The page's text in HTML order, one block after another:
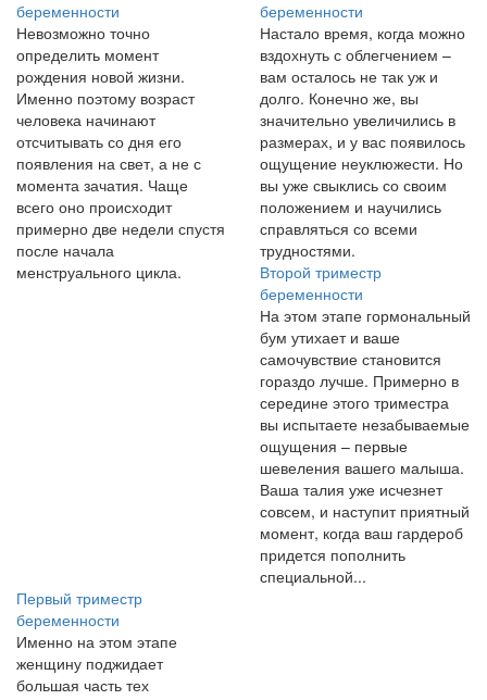
беременности
Невозможно точно
определить момент
рождения новой жизни.
Именно поэтому возраст
человека начинают
отсчитывать со дня его
появления на свет, а не с
момента зачатия. Чаще
всего оно происходит
примерно две недели спустя
после начала
менструального цикла.
беременности
Настало время, когда можно
вздохнуть с облегчением –
вам осталось не так уж и
долго. Конечно же, вы
значительно увеличились в
размерах, и у вас появилось
ощущение неуклюжести. Но
вы уже свыклись со своим
положением и научились
справляться со всеми
трудностями.
Второй триместр
беременности
На этом этапе гормональный
бум утихает и ваше
самочувствие становится
гораздо лучше. Примерно в
середине этого триместра
вы испытаете незабываемые
ощущения – первые
шевеления вашего малыша.
Ваша талия уже исчезнет
совсем, и наступит приятный
момент, когда ваш гардероб
придется пополнить
специальной...
Первый триместр
беременности
Именно на этом этапе
женщину поджидает
большая часть тех